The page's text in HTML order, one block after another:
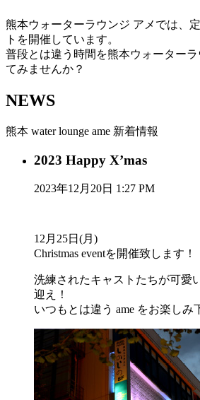
熊本ウォーターラウンジ アメでは、
トを開催しています。
普段とは違う時間を熊本ウォーター
てみませんか？
NEWS
熊本 water lounge ame 新着情報
2023 Happy X’mas
2023年12月20日 1:27 PM
12月25日(月)
Christmas eventを開催致します！
洗練されたキャストたちが可愛
迎え！
いつもとは違う ame をお楽しみ